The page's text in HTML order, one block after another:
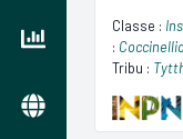
Classe :
:
Tribu :